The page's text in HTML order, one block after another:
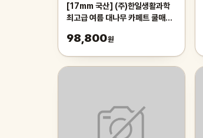
[17mm 국산] (주)한일생활과학
최고급 여름 대나무 카페트 쿨매트
실 침대 장판 자리_두꺼운 폭신한
98,800원